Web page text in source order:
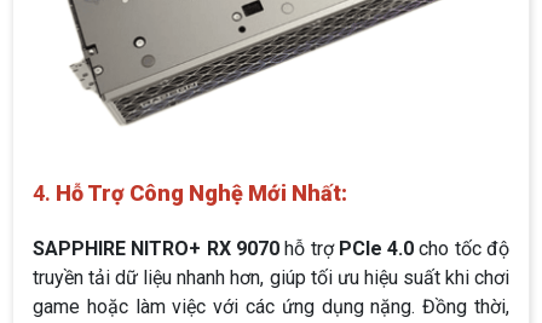
4. Hỗ Trợ Công Nghệ Mới Nhất:
SAPPHIRE NITRO+ RX 9070hỗ trợ PCIe 4.0 cho tốc độ
truyền tải dữ liệu nhanh hơn, giúp tối ưu hiệu suất khi chơi
game hoặc làm việc với các ứng dụng nặng. Đồng thời,